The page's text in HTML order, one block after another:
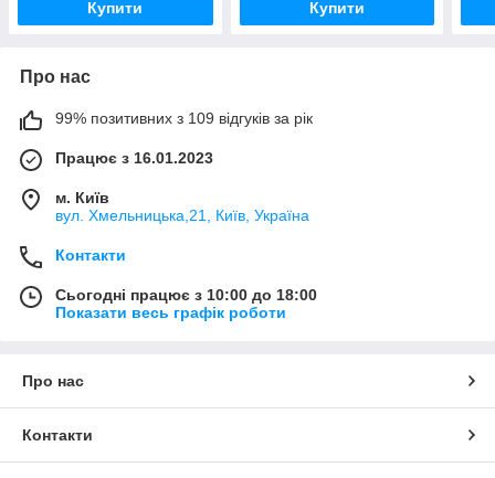
Купити Купити
Про нас
99% позитивних з 109 відгуків за рік
Працює з 16.01.2023
м. Київ
вул. Хмельницька,21, Київ, Україна
Контакти
Сьогодні працює з 10:00 до 18:00
Показати весь графік роботи
Про нас
Контакти